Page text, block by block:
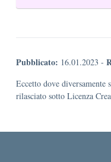
Pubblicato: 16.01.2023 -
Eccetto dove diversamente
rilasciato sotto Licenza